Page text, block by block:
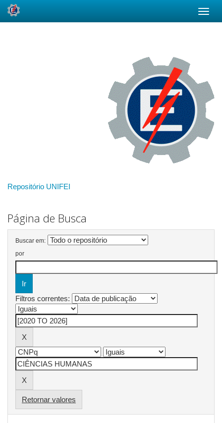
Repositório UNIFEI
Página de Busca
Buscar em:
por
Filtros correntes:
Retornar valores